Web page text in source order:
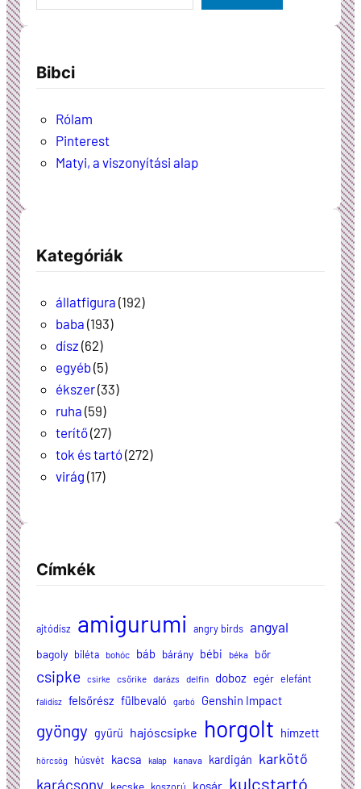
Bibci
Rólam
Pinterest
Matyi, a viszonyítási alap
Kategóriák
állatfigura (192)
baba (193)
dísz (62)
egyéb(5)
ékszer(33)
ruha (59)
terítő(27)
tok és tartó(272)
virág (17)
Címkék
ajtódísz amigurumi angry birds angyal
bagoly biléta bohóc báb bárány bébi béka bőr
csipke csirke csőrike darázs delfin doboz egér elefánt
falidísz felsőrész fülbevaló garbó Genshin Impact
gyöngy gyűrű hajóscsipke horgolt hímzett
hörcsög húsvét kacsa kalap kanava kardigán karkötő
karácsony kosár kulcstartó